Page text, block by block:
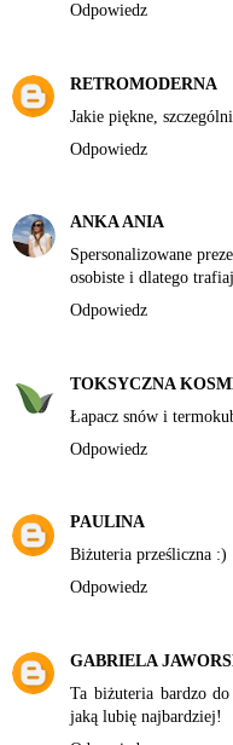
Odpowiedz
RETROMODERNA
Jakie piękne,
Odpowiedz
ANKA ANIA
Spersonalizowane
osobiste i dlatego
Odpowiedz
TOKSYCZNA
Łapacz snów i
Odpowiedz
PAULINA
Biżuteria prześliczna :)
Odpowiedz
GABRIELA
Ta biżuteria bardzo
jaką lubię najbardziej!